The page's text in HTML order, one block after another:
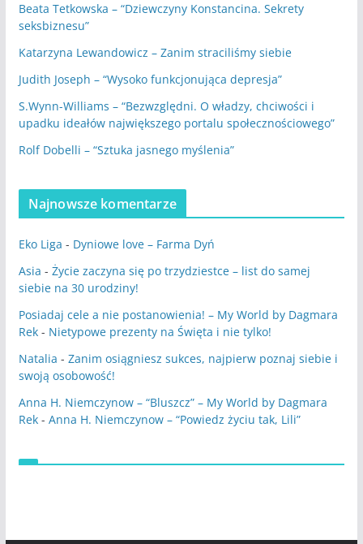
Beata Tetkowska – “Dziewczyny Konstancina. Sekrety
seksbiznesu”
Katarzyna Lewandowicz – Zanim straciliśmy siebie
Judith Joseph – “Wysoko funkcjonująca depresja”
S.Wynn-Williams – “Bezwzględni. O władzy, chciwości i
upadku ideałów największego portalu społecznościowego”
Rolf Dobelli – “Sztuka jasnego myślenia”
Najnowsze komentarze
Eko Liga - Dyniowe love – Farma Dyń
Asia - Życie zaczyna się po trzydziestce – list do samej
siebie na 30 urodziny!
Posiadaj cele a nie postanowienia! – My World by Dagmara
Rek- Nietypowe prezenty na Święta i nie tylko!
Natalia - Zanim osiągniesz sukces, najpierw poznaj siebie i
swoją osobowość!
Anna H. Niemczynow – “Bluszcz” – My World by Dagmara
Rek- Anna H. Niemczynow – “Powiedz życiu tak, Lili”